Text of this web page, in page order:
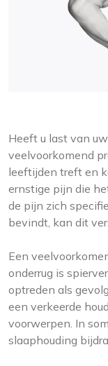
Heeft u last van
veelvoorkomend
leeftijden treft en
ernstige pijn die
de pijn zich
bevindt, kan dit
Een
onderrug is
optreden als
een verkeerde
voorwerpen. In
slaaphouding